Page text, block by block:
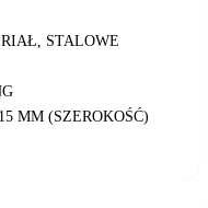
STALOWE
MM (SZEROKOŚĆ)